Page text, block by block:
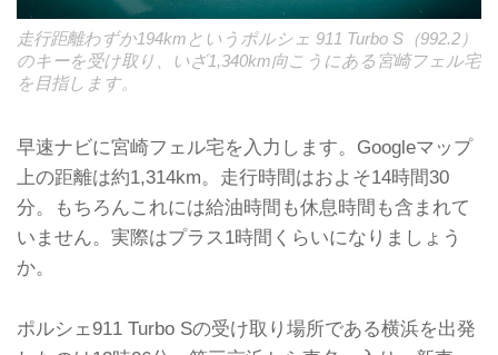
走行距離わずか194kmというポルシェ 911 Turbo S（992.2）
のキーを受け取り、いざ1,340km向こうにある宮崎フェル宅
を目指します。
早速ナビに宮崎フェル宅を入力します。Googleマップ
上の距離は約1,314km。走行時間はおよそ14時間30
分。もちろんこれには給油時間も休息時間も含まれて
いません。実際はプラス1時間くらいになりましょう
か。
ポルシェ911 Turbo Sの受け取り場所である横浜を出発